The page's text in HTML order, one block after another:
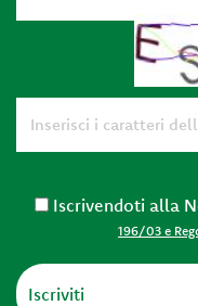
Iscrivendoti alla
196/03 e